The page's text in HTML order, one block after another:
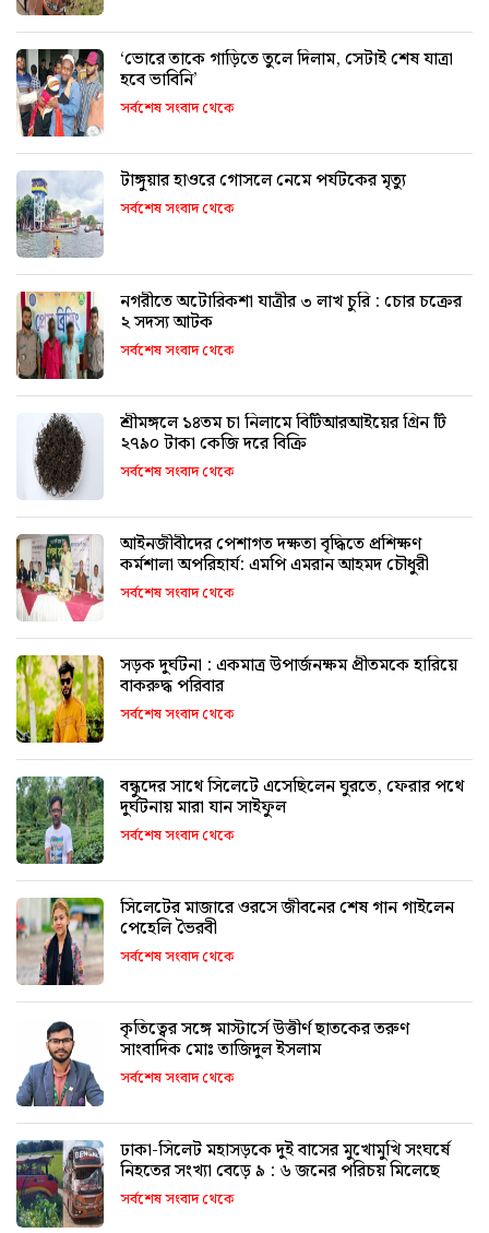
‘ভোরে তাকে গাড়িতে তুলে দিলাম, সেটাই শেষ যাত্রা
হবে ভাবিনি’
সর্বশেষ সংবাদ থেকে
টাঙ্গুয়ার হাওরে গোসলে নেমে পর্যটকের মৃত্যু
সর্বশেষ সংবাদ থেকে
নগরীতে অটোরিকশা যাত্রীর ৩ লাখ চুরি : চোর চক্রের
২ সদস্য আটক
সর্বশেষ সংবাদ থেকে
শ্রীমঙ্গলে ১৪তম চা নিলামে বিটিআরআইয়ের গ্রিন টি
২৭৯০ টাকা কেজি দরে বিক্রি
সর্বশেষ সংবাদ থেকে
আইনজীবীদের পেশাগত দক্ষতা বৃদ্ধিতে প্রশিক্ষণ
কর্মশালা অপরিহার্য: এমপি এমরান আহমদ চৌধুরী
সর্বশেষ সংবাদ থেকে
সড়ক দুর্ঘটনা : একমাত্র উপার্জনক্ষম প্রীতমকে হারিয়ে
বাকরুদ্ধ পরিবার
সর্বশেষ সংবাদ থেকে
বন্ধুদের সাথে সিলেটে এসেছিলেন ঘুরতে, ফেরার পথে
দুর্ঘটনায় মারা যান সাইফুল
সর্বশেষ সংবাদ থেকে
সিলেটের মাজারে ওরসে জীবনের শেষ গান গাইলেন
পেহেলি ভৈরবী
সর্বশেষ সংবাদ থেকে
কৃতিত্বের সঙ্গে মাস্টার্সে উত্তীর্ণ ছাতকের তরুণ
সাংবাদিক মোঃ তাজিদুল ইসলাম
সর্বশেষ সংবাদ থেকে
ঢাকা-সিলেট মহাসড়কে দুই বাসের মুখোমুখি সংঘর্ষে
নিহতের সংখ্যা বেড়ে ৯ : ৬ জনের পরিচয় মিলেছে
সর্বশেষ সংবাদ থেকে